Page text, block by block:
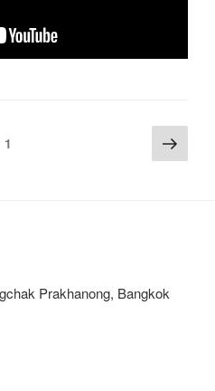
1
Prakhanong, Bangkok